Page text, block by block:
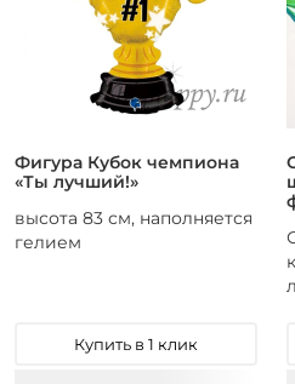
Фигура Кубок чемпиона
«Ты лучший!»
высота 83 см, наполняется
гелием
Купить в 1 клик